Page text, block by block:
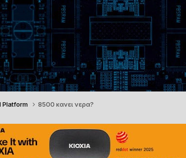
Platform 8500 κανει νερα?